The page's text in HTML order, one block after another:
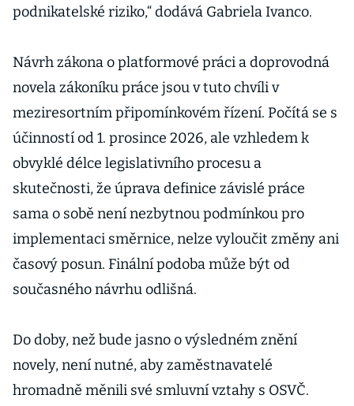
podnikatelské riziko,“ dodává Gabriela Ivanco.
Návrh zákona o platformové práci a doprovodná
novela zákoníku práce jsou v tuto chvíli v
meziresortním připomínkovém řízení. Počítá se s
účinností od 1. prosince 2026, ale vzhledem k
obvyklé délce legislativního procesu a
skutečnosti, že úprava definice závislé práce
sama o sobě není nezbytnou podmínkou pro
implementaci směrnice, nelze vyloučit změny ani
časový posun. Finální podoba může být od
současného návrhu odlišná.
Do doby, než bude jasno o výsledném znění
novely, není nutné, aby zaměstnavatelé
hromadně měnili své smluvní vztahy s OSVČ.